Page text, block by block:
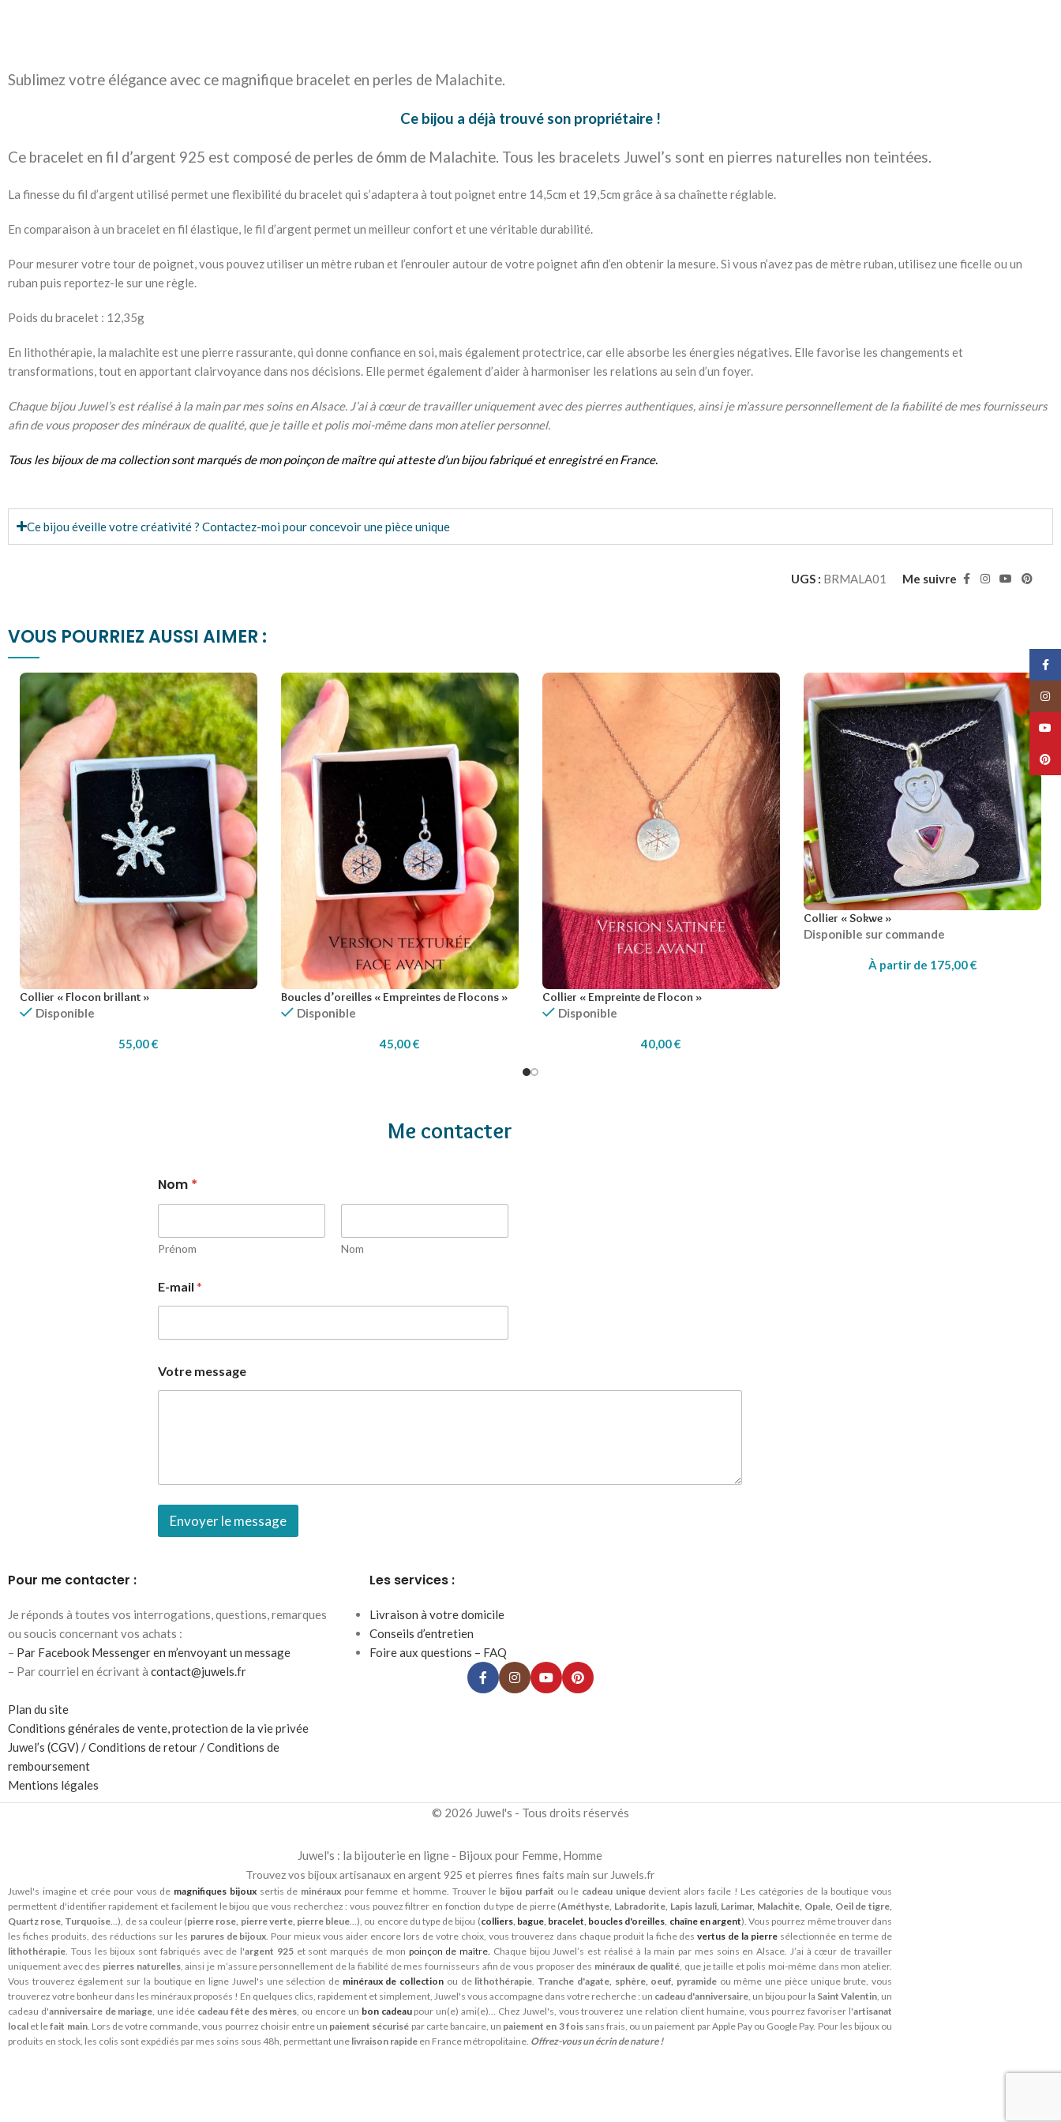
Sublimez votre élégance avec ce magnifique bracelet en perles de Malachite.
Ce bijou a déjà trouvé son propriétaire !
Ce bracelet en fil d’argent 925 est composé de perles de 6mm de Malachite. Tous les bracelets Juwel’s sont en pierres naturelles non teintées.
La finesse du fil d’argent utilisé permet une flexibilité du bracelet qui s’adaptera à tout poignet entre 14,5cm et 19,5cm grâce à sa chaînette réglable.
En comparaison à un bracelet en fil élastique, le fil d’argent permet un meilleur confort et une véritable durabilité.
Pour mesurer votre tour de poignet, vous pouvez utiliser un mètre ruban et l’enrouler autour de votre poignet afin d’en obtenir la mesure. Si vous n’avez pas de mètre ruban, utilisez une ficelle ou un
ruban puis reportez-le sur une règle.
Poids du bracelet : 12,35g
En lithothérapie, la malachite est une pierre rassurante, qui donne confiance en soi, mais également protectrice, car elle absorbe les énergies négatives. Elle favorise les changements et
transformations, tout en apportant clairvoyance dans nos décisions. Elle permet également d’aider à harmoniser les relations au sein d’un foyer.
Chaque bijou Juwel’s est réalisé à la main par mes soins en Alsace. J’ai à cœur de travailler uniquement avec des pierres authentiques, ainsi je m’assure personnellement de la fiabilité de mes fournisseurs
afin de vous proposer des minéraux de qualité, que je taille et polis moi-même dans mon atelier personnel.
Tous les bijoux de ma collection sont marqués de monpoinçon de maîtrequi atteste d’unbijou fabriqué et enregistré en France.
Ce bijou éveille votre créativité ? Contactez-moi pour concevoir une pièce unique
UGS : BRMALA01 Me suivre
VOUS POURRIEZ AUSSI AIMER :
Collier « Flocon brillant »
Disponible
55,00€
Boucles d’oreilles « Empreintes de Flocons »
Disponible
45,00€
Collier « Empreinte de Flocon »
Disponible
40,00€
Collier « Sokwe »
Disponible sur commande
À partir de 175,00€
Me contacter
Nom *
Prénom Nom
E-mail*
Votre message
Envoyer le message
Pour me contacter :
Je réponds à toutes vos interrogations, questions, remarques
ou soucis concernant vos achats :
– Par Facebook Messenger en m’envoyant un message
– Par courriel en écrivant à contact@juwels.fr
Plan du site
Conditions générales de vente, protection de la vie privée
Juwel’s (CGV) / Conditions de retour / Conditions de
remboursement
Mentions légales
Les services :
Livraison à votre domicile
Conseils d’entretien
Foire aux questions – FAQ
© 2026 Juwel's - Tous droits réservés
Juwel's : la bijouterie en ligne - Bijoux pour Femme, Homme
Trouvez vos bijoux artisanaux en argent 925 et pierres fines faits main sur Juwels.fr
Juwel's imagine et crée pour vous de magnifiques bijouxsertis de minéraux pour femme et homme. Trouver le bijou parfait ou le cadeau uniquedevient alors facile ! Les catégories de la boutique vous
permettent d'identifier rapidement et facilement le bijou que vous recherchez : vous pouvez filtrer en fonction du type de pierre (Améthyste, Labradorite, Lapis lazuli, Larimar, Malachite, Opale, Oeil de tigre,
Quartz rose, Turquoise...), de sa couleur (pierre rose, pierre verte, pierre bleue...), ou encore du type de bijou (colliers, bague, bracelet, boucles d'oreilles, chaîne en argent). Vous pourrez même trouver dans
les fiches produits, des réductions sur les parures de bijoux. Pour mieux vous aider encore lors de votre choix, vous trouverez dans chaque produit la fiche desvertus de la pierre sélectionnée en terme de
lithothérapie. Tous les bijoux sont fabriqués avec de l'argent 925et sont marqués de mon poinçon de maître. Chaque bijou Juwel’s est réalisé à la main par mes soins en Alsace. J’ai à cœur de travailler
uniquement avec des pierres naturelles, ainsi je m’assure personnellement de la fiabilité de mes fournisseurs afin de vous proposer des minéraux de qualité, que je taille et polis moi-même dans mon atelier.
Vous trouverez également sur la boutique en ligne Juwel's une sélection de minéraux de collection ou de lithothérapie. Tranche d'agate, sphère, oeuf, pyramideou même une pièce unique brute, vous
trouverez votre bonheur dans les minéraux proposés ! En quelques clics, rapidement et simplement, Juwel's vous accompagne dans votre recherche : un cadeau d'anniversaire, un bijou pour la Saint Valentin, un
cadeau d'anniversaire de mariage, une idée cadeau fête des mères, ou encore un bon cadeaupour un(e) ami(e)... Chez Juwel's, vous trouverez une relation client humaine, vous pourrez favoriser l'artisanat
local et lefait main. Lors de votre commande, vous pourrez choisir entre un paiement sécurisé par carte bancaire, un paiement en 3 foissans frais, ou un paiement par Apple Pay ou Google Pay. Pour les bijoux ou
produits en stock, les colis sont expédiés par mes soins sous 48h, permettant une livraison rapide en France métropolitaine. Offrez-vous un écrin de nature !